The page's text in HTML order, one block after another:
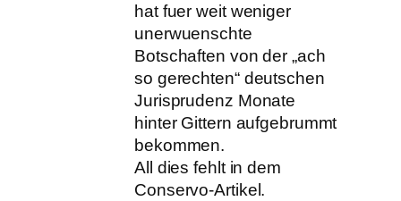
hat fuer weit weniger
unerwuenschte
Botschaften von der „ach
so gerechten“ deutschen
Jurisprudenz Monate
hinter Gittern aufgebrummt
bekommen.
All dies fehlt in dem
Conservo-Artikel.